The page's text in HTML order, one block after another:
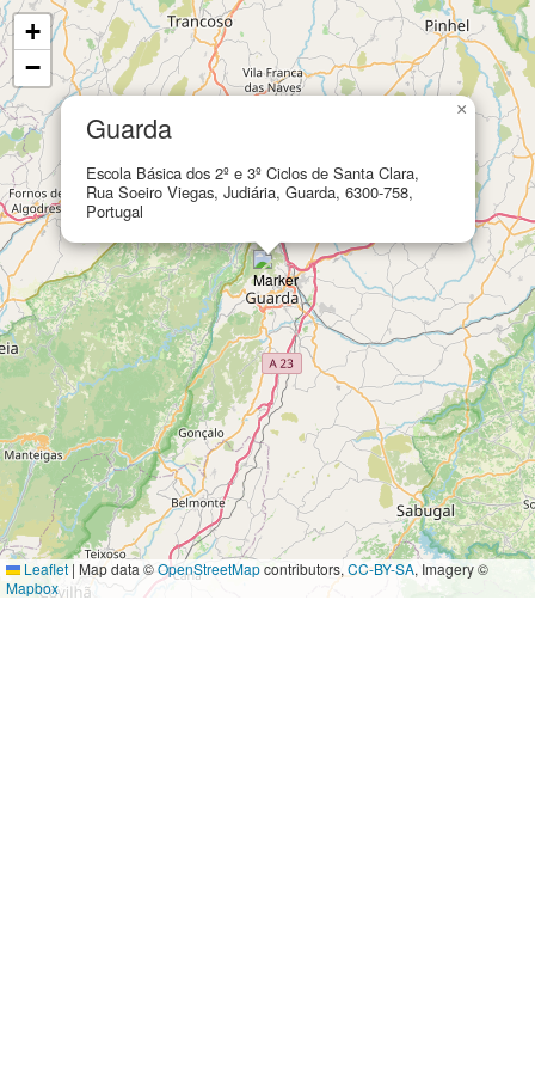
Guarda
Escola Básica dos 2º e 3º Ciclos de Santa Clara,
Rua Soeiro Viegas, Judiária, Guarda, 6300-758,
Portugal
×
+
−
Leaflet | Map data ©OpenStreetMapcontributors, CC-BY-SA, Imagery ©
Mapbox